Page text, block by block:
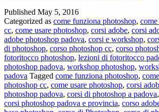
–
un
di
a
?
Published May 5, 2016
Categorized as come funziona photoshop,
cc, come usare photoshop, corsi adobe, corsi
adobe photoshop padova, corsi e workshop,
di photoshop, corso photoshop cc, corso
fotoritocco photoshop, lezioni di fotoritocco
photoshop padova, workshop photoshop,
padova Tagged come funziona photoshop,
photoshop cc, come usare photoshop, corsi
photoshop padova, corsi di photoshop a padova,
corsi photoshop padova e provincia, corso